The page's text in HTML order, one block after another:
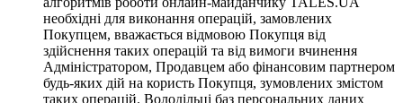
необхідні для виконання операцій, замовлених
Покупцем, вважається відмовою Покупця від
здійснення таких операцій та від вимоги вчинення
Адміністратором, Продавцем або фінансовим партнером
будь-яких дій на користь Покупця, зумовлених змістом
таких операцій. Володільці баз персональних даних